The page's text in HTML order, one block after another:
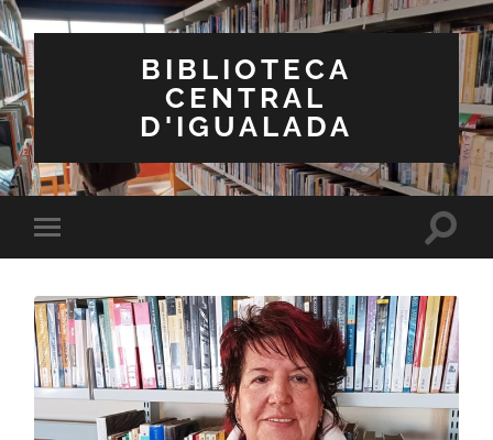
BIBLIOTECA
CENTRAL
D'IGUALADA
Toggle
mobile
Toggle